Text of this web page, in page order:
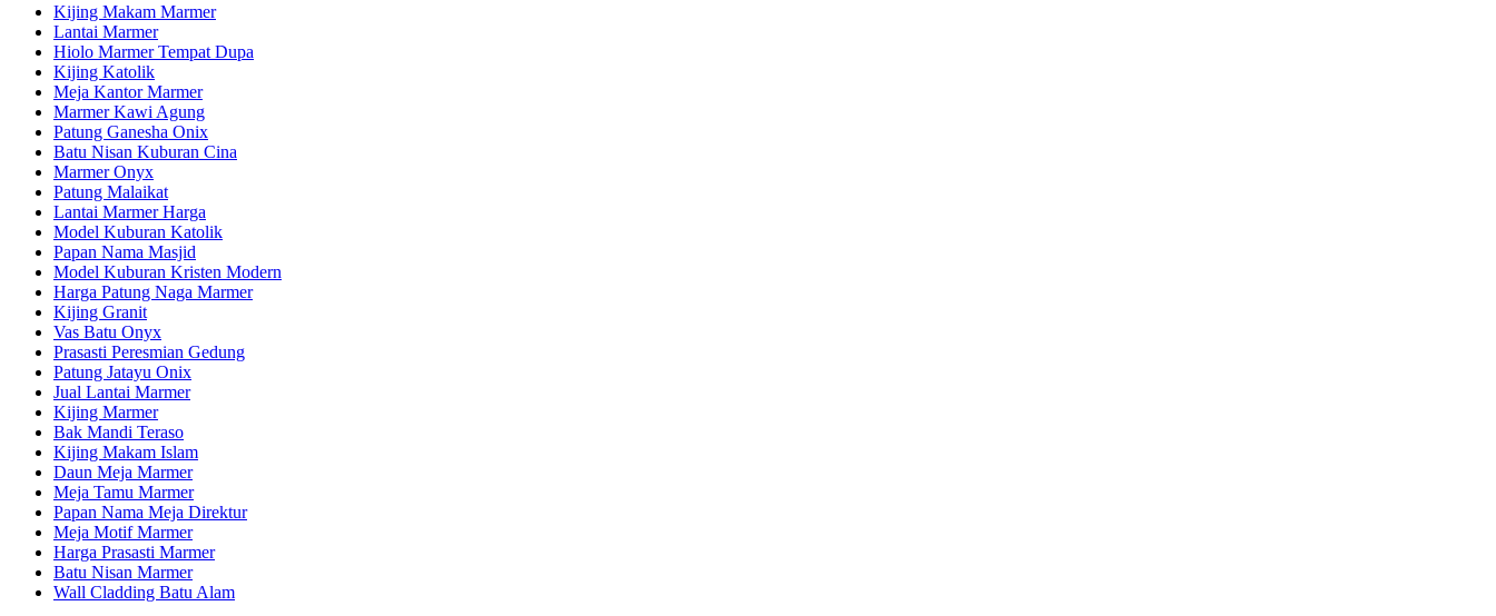
Kijing Makam Marmer
Lantai Marmer
Hiolo Marmer Tempat Dupa
Kijing Katolik
Meja Kantor Marmer
Marmer Kawi Agung
Patung Ganesha Onix
Batu Nisan Kuburan Cina
Marmer Onyx
Patung Malaikat
Lantai Marmer Harga
Model Kuburan Katolik
Papan Nama Masjid
Model Kuburan Kristen Modern
Harga Patung Naga Marmer
Kijing Granit
Vas Batu Onyx
Prasasti Peresmian Gedung
Patung Jatayu Onix
Jual Lantai Marmer
Kijing Marmer
Bak Mandi Teraso
Kijing Makam Islam
Daun Meja Marmer
Meja Tamu Marmer
Papan Nama Meja Direktur
Meja Motif Marmer
Harga Prasasti Marmer
Batu Nisan Marmer
Wall Cladding Batu Alam